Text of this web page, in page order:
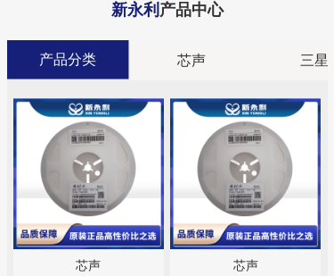
新永利 产品中心
分类 芯声 三星
芯声 芯声
产品分类